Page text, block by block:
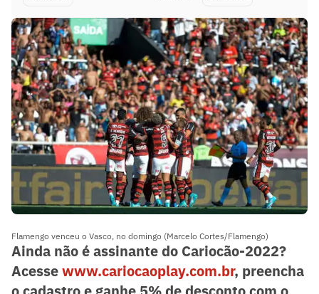
Flamengo venceu o Vasco, no domingo (Marcelo Cortes/Flamengo)
Ainda não é assinante do Cariocão-2022?
Acessewww.cariocaoplay.com.br, preencha